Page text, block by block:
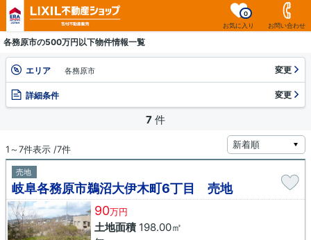
お気に入り
0
お問い合わせ
各務原市の500万円以下物件情報一覧
エリア 各務原市 変更
詳細条件 変更
7 件
1～7件表示 /7件
売地
岐阜各務原市鵜沼大伊木町6丁目 売地
90万円
土地面積198.00㎡